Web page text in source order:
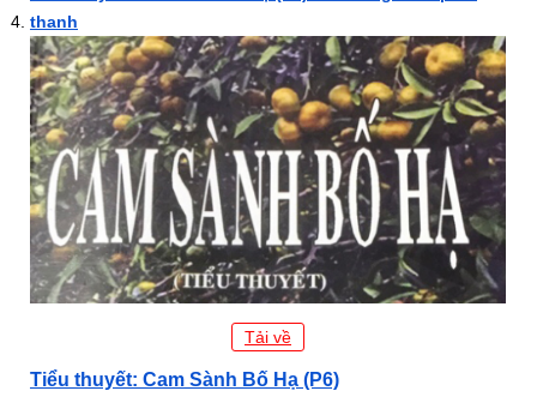
thanh
Tải về
Tiểu thuyết: Cam Sành Bố Hạ (P6)